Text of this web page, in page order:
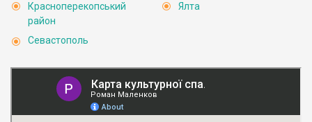
Красноперекопський
район
Севастополь
Ялта